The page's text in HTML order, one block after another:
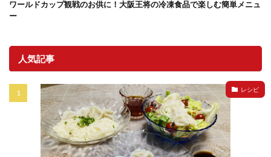
ワールドカップ観戦のお供に！大阪王将の冷凍食品で楽しむ簡単メニュ
ー
人気記事
レシピ